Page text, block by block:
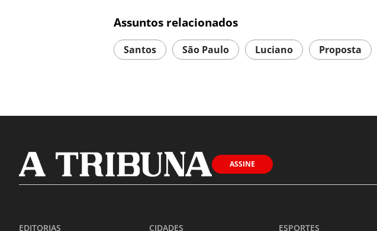
Assuntos relacionados
Santos São Paulo Luciano Proposta
ASSINE
EDITORIAS CIDADES ESPORTES